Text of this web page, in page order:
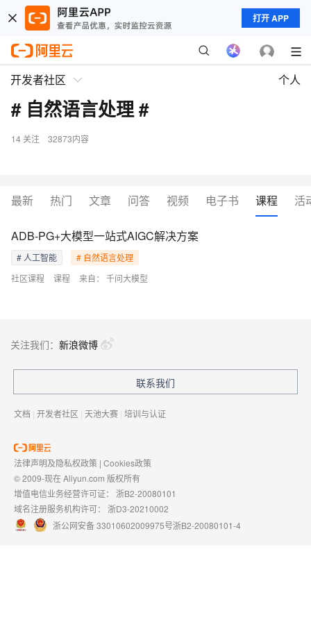
打开 APP
开发者社区 个人
# 自然语言处理 #
14 关注 32873内容
最新 热门 文章 问答 视频 电子书 课程 活
社区课程 课程 来自： 千问大模型
ADB-PG+大模型一站式AIGC解决方案
# 人工智能 # 自然语言处理
关注我们： 新浪微博
联系我们
文档 | 开发者社区 | 天池大赛 | 培训与认证
法律声明及隐私权政策 | Cookies政策
© 2009-现在 Aliyun.com 版权所有
增值电信业务经营许可证： 浙B2-20080101
域名注册服务机构许可： 浙D3-20210002
浙公网安备 33010602009975号浙B2-20080101-4